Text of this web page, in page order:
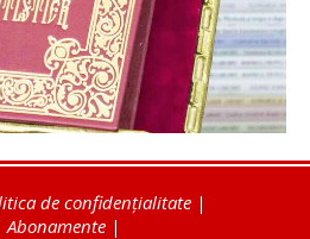
de confidențialitate |
Abonamente |